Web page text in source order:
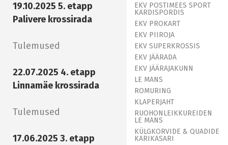
EKV POSTIMEES SPORT
KARDISPORDIS
EKV PROKART
EKV PIIROJA
EKV SUPERKROSSIS
EKV JÄÄRADA
EKV JÄÄRAJAKUNN
LE MANS
ROMURING
KLAPERJAHT
RUOHONLEIKKUREIDEN
LE MANS
KÜLGKORVIDE & QUADIDE
KARIKASARI
19.10.2025 5. etapp
Palivere krossirada
Tulemused
22.07.2025 4. etapp
Linnamäe krossirada
Tulemused
17.06.2025 3. etapp